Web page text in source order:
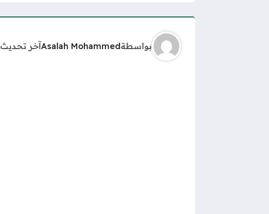
بواسطةAsalah Mohammedآخر تحديث